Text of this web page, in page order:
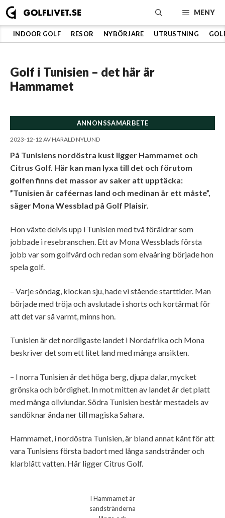
Hoppa
till
innehåll
MENY
INDOOR GOLF RESOR NYBÖRJARE UTRUSTNING
Golf i Tunisien – det här är
Hammamet
ANNONSSAMARBETE
2023-12-12 AVHARALD NYLUND
På Tunisiens nordöstra kust ligger Hammamet och
Citrus Golf. Här kan man lyxa till det och förutom
golfen finns det massor av saker att upptäcka:
”Tunisien är caféernas land och medinan är ett måste”,
säger Mona Wessblad på Golf Plaisir.
Hon växte delvis upp i Tunisien med två föräldrar som
jobbade i resebranschen. Ett av Mona Wessblads första
jobb var som golfvärd och redan som elvaåring började hon
spela golf.
– Varje söndag, klockan sju, hade vi stående starttider. Man
började med tröja och avslutade i shorts och kortärmat för
att det var så varmt, minns hon.
Tunisien är det nordligaste landet i Nordafrika och Mona
beskriver det som ett litet land med många ansikten.
– I norra Tunisien är det höga berg, djupa dalar, mycket
grönska och bördighet. In mot mitten av landet är det platt
med många olivlundar. Södra Tunisien består mestadels av
sandöknar ända ner till magiska Sahara.
Hammamet, i nordöstra Tunisien, är bland annat känt för att
vara Tunisiens första badort med långa sandstränder och
klarblått vatten. Här ligger Citrus Golf.
I Hammamet är
sandstränderna